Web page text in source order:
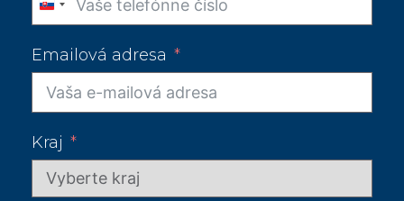
Slovakia
Emailová adresa
Kraj